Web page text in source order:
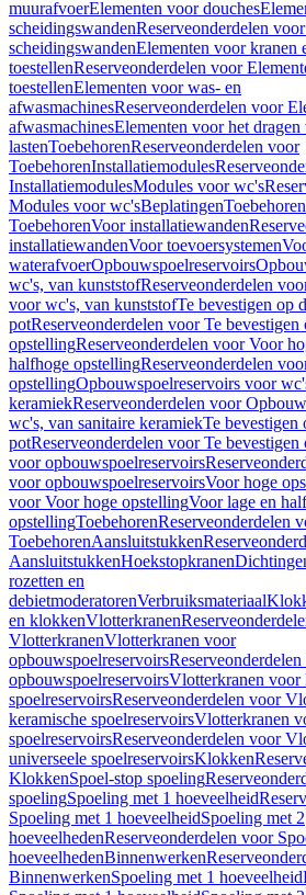
muurafvoerElementen voor douches
scheidingswandenReserveonderdelen
scheidingswandenElementen voor kranen
toestellenReserveonderdelen voor
toestellenElementen voor was- en
afwasmachinesReserveonderdelen voor
afwasmachinesElementen voor het dragen
lastenToebehorenReserveonderdelen voor
ToebehorenInstallatiemodules
InstallatiemodulesModules voor wc's
Modules voor wc'sBeplatingenToebehoren
ToebehorenVoor installatiewanden
installatiewandenVoor toevoersystemen
waterafvoerOpbouwspoelreservoirs
wc's, van kunststofReserveonderdelen
voor wc's, van kunststofTe bevestigen op
potReserveonderdelen voor Te
opstellingReserveonderdelen voor Voor
halfhoge opstellingReserveonderdelen
opstellingOpbouwspoelreservoirs voor
keramiekReserveonderdelen voor
wc's, van sanitaire keramiekTe bevestigen
potReserveonderdelen voor Te
voor opbouwspoelreservoirs
voor opbouwspoelreservoirsVoor hoge
voor Voor hoge opstellingVoor lage en
opstellingToebehorenReserveonderdelen
ToebehorenAansluitstukken
AansluitstukkenHoekstopkranen
rozetten en
debietmoderatorenVerbruiksmateriaal
en klokkenVlotterkranen
VlotterkranenVlotterkranen voor
opbouwspoelreservoirs
opbouwspoelreservoirsVlotterkranen voor
spoelreservoirsReserveonderdelen voor
keramische spoelreservoirsVlotterkranen
spoelreservoirsReserveonderdelen voor
universeele spoelreservoirsKlokken
KlokkenSpoel-stop spoeling
spoelingSpoeling met 1 hoeveelheid
Spoeling met 1 hoeveelheidSpoeling met 2
hoeveelhedenReserveonderdelen voor
hoeveelhedenBinnenwerken
BinnenwerkenSpoeling met 1 hoeveelheid